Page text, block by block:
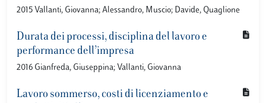
2015 Vallanti, Giovanna; Alessandro, Muscio; Davide, Quaglione
Durata dei processi, disciplina del lavoro e
performance dell’impresa
2016 Gianfreda, Giuseppina; Vallanti, Giovanna
Lavoro sommerso, costi di licenziamento e